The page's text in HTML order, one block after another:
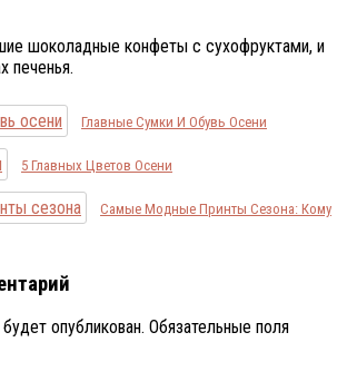
шоколадные конфеты с сухофруктами, и
печенья.
Главные Сумки И Обувь Осени
5 Главных Цветов Осени
Самые Модные Принты Сезона: Кому
опубликован. Обязательные поля